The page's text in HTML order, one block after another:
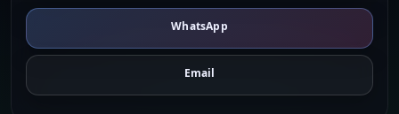
WhatsApp
Email